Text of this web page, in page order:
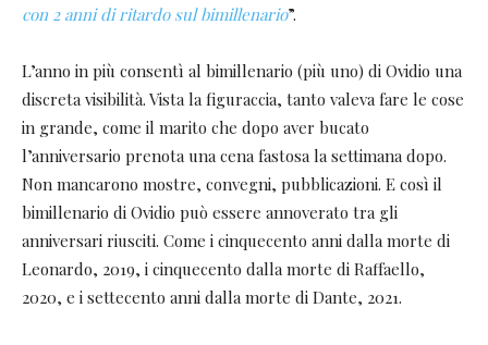
con 2 anni di ritardo sul bimillenario”.
L’anno in più consentì al bimillenario (più uno) di Ovidio una
discreta visibilità. Vista la figuraccia, tanto valeva fare le cose
in grande, come il marito che dopo aver bucato
l’anniversario prenota una cena fastosa la settimana dopo.
Non mancarono mostre, convegni, pubblicazioni. E così il
bimillenario di Ovidio può essere annoverato tra gli
anniversari riusciti. Come i cinquecento anni dalla morte di
Leonardo, 2019, i cinquecento dalla morte di Raffaello,
2020, e i settecento anni dalla morte di Dante, 2021.